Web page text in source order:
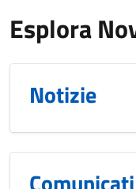
Esplora
Notizie